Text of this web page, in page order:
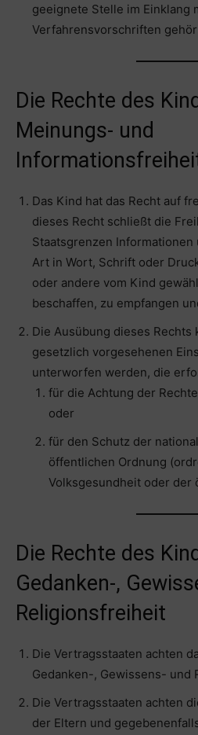
geeignete Stelle im Einklang
Verfahrensvorschriften
Die Rechte des
Meinungs- und
Das Kind hat das Recht auf
dieses Recht schließt die
Staatsgrenzen
Art in Wort, Schrift oder
oder andere vom Kind
beschaffen, zu empfangen
Die Ausübung dieses Rechts
gesetzlich vorgesehenen
unterworfen werden, die
für die Achtung der
oder
für den Schutz der
öffentlichen Ordnung
Volksgesundheit oder
Die Rechte des
Gedanken-,
Religionsfreiheit
Die Vertragsstaaten achten
Gedanken-, Gewissens- und
Die Vertragsstaaten achten
der Eltern und